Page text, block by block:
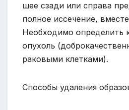
шее сзади или справа
полное иссечение,
Необходимо определить
опухоль
раковыми клетками).
Способы удаления